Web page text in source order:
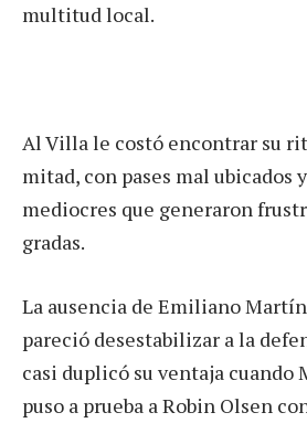
multitud local.
Al Villa le costó encontrar su
mitad, con pases mal ubicados
mediocres que generaron
gradas.
La ausencia de Emiliano
pareció desestabilizar a la
casi duplicó su ventaja cuando
puso a prueba a Robin Olsen